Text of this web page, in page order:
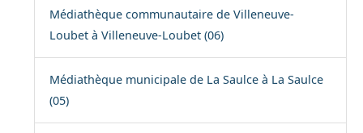
Médiathèque communautaire de Villeneuve-
Loubet à Villeneuve-Loubet (06)
Médiathèque municipale de La Saulce à La Saulce
(05)